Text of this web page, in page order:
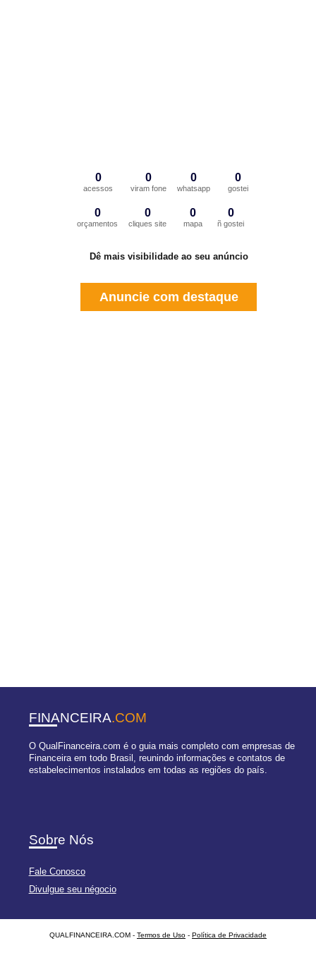
0
acessos
0
viram fone
0
whatsapp
0
gostei
0
orçamentos
0
cliques site
0
mapa
0
ñ gostei
Dê mais visibilidade ao seu anúncio
Anuncie com destaque
FINANCEIRA.COM
O QualFinanceira.com é o guia mais completo com empresas de
Financeira em todo Brasil, reunindo informações e contatos de
estabelecimentos instalados em todas as regiões do país.
Sobre Nós
Fale Conosco
Divulgue seu négocio
QUALFINANCEIRA.COM - Termos de Uso - Política de Privacidade